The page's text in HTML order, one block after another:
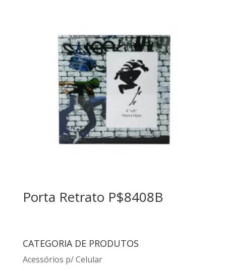
Porta Retrato P$8408B
CATEGORIA DE PRODUTOS
Acessórios p/ Celular